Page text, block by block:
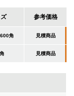
参考価格
角 見積商品
見積商品